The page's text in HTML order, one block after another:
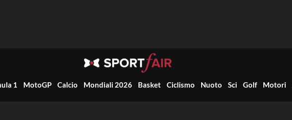
1 MotoGP Calcio Mondiali 2026 Basket Ciclismo Nuoto Sci Golf Motori